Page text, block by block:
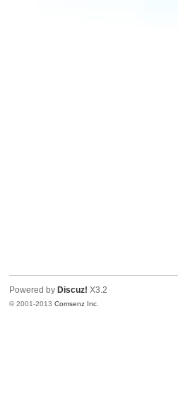
Powered by Discuz! X3.2
© 2001-2013Comsenz Inc.